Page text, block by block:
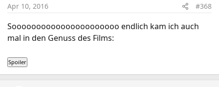
Apr 10, 2016 #368
Soooooooooooooooooooooo endlich kam ich auch
mal in den Genuss des Films: